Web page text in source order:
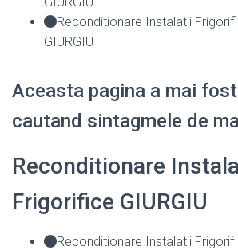
Reconditionare Instalatii
GIURGIU
Aceasta pagina a mai
cautand sintagmele de
Reconditionare
Frigorifice GIURGIU
Reconditionare Instalatii